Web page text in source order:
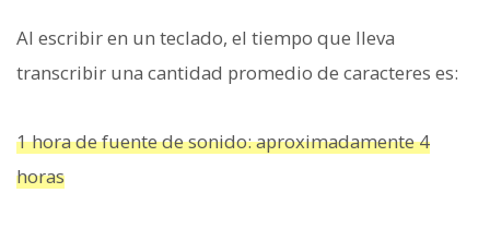
Al escribir en un teclado, el tiempo que lleva
transcribir una cantidad promedio de caracteres es:
1 hora de fuente de sonido: aproximadamente 4
horas